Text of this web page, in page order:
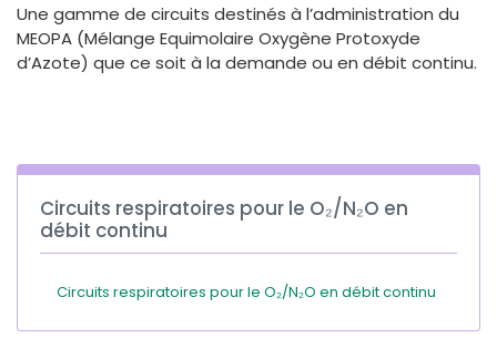
France
International English
Une gamme de circuits destinés à l’administration du
MEOPA (Mélange Equimolaire Oxygène Protoxyde
d’Azote) que ce soit à la demande ou en débit continu.
Circuits respiratoires pour le O₂/N₂O en
débit continu
Circuits respiratoires pour le O₂/N₂O en débit continu